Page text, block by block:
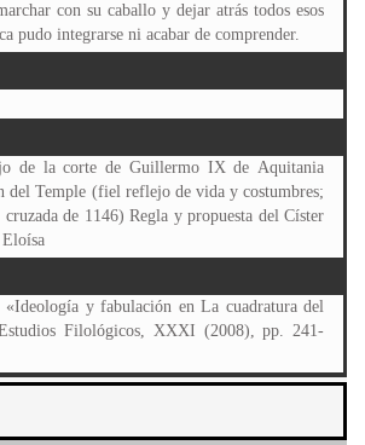
con su caballo y dejar atrás todos esos
pudo integrarse ni acabar de comprender.
de la corte de Guillermo IX de Aquitania
del Temple (fiel reflejo de vida y costumbres;
de 1146) Regla y propuesta del Císter
y fabulación en La cuadratura del
Filológicos, XXXI (2008), pp. 241-